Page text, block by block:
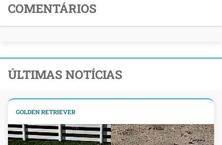
COMENTÁRIOS
ÚLTIMAS NOTÍCIAS
GOLDEN RETRIEVER